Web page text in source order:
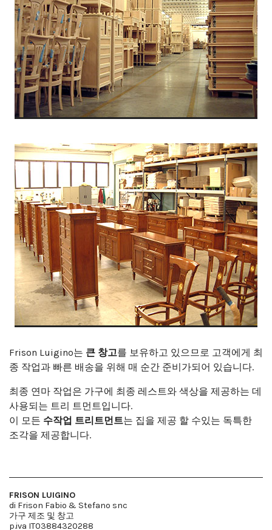
Frison Luigino는 큰 창고를 보유하고 있으므로 고객에게 최
종 작업과 빠른 배송을 위해 매 순간 준비가되어 있습니다.
최종 연마 작업은 가구에 최종 레스트와 색상을 제공하는 데
사용되는 트리 트먼트입니다.
이 모든 수작업 트리트먼트는 집을 제공 할 수있는 독특한
조각을 제공합니다.
FRISON LUIGINO
di Frison Fabio & Stefano snc
가구 제조 및 창고
p.iva IT03884320288